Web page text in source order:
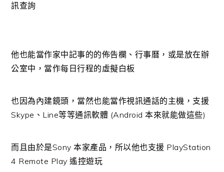
訊查詢
他也能當作家中記事的的佈告欄、行事曆，或是放在辦
公室中，當作每日行程的虛擬白板
也因為內建鏡頭，當然也能當作視訊通話的主機，支援
Skype、Line等等通訊軟體 (Android 本來就能做這些)
而且由於是Sony 本家產品，所以他也支援 PlayStation
4 Remote Play 遙控遊玩